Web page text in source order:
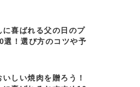
に喜ばれる父の日のプ
選！選び方のコツや予
しい焼肉を贈ろう！